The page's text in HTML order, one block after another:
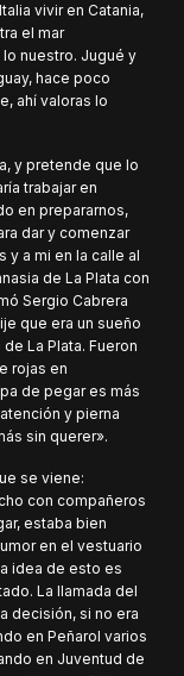
vivir en Catania,
el mar
nuestro. Jugué y
hace poco
ahí valoras lo
y pretende que lo
trabajar en
en prepararnos,
dar y comenzar
y a mi en la calle al
de La Plata con
Sergio Cabrera
que era un sueño
La Plata. Fueron
rojas en
de pegar es más
y pierna
sin querer».
se viene:
con compañeros
estaba bien
en el vestuario
idea de esto es
La llamada del
decisión, si no era
en Peñarol varios
en Juventud de